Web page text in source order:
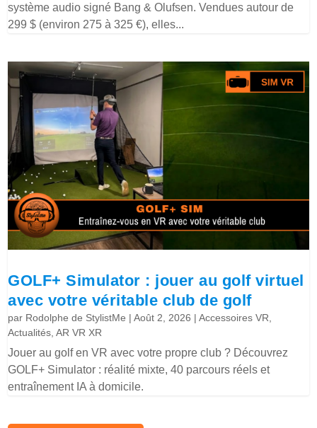
système audio signé Bang & Olufsen. Vendues autour de
299 $ (environ 275 à 325 €), elles...
GOLF+ Simulator : jouer au golf virtuel
avec votre véritable club de golf
par Rodolphe de StylistMe |Août 2, 2026 |Accessoires VR
Actualités ,AR VR XR
Jouer au golf en VR avec votre propre club ? Découvrez
GOLF+ Simulator : réalité mixte, 40 parcours réels et
entraînement IA à domicile.